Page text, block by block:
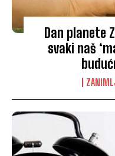
Dan planete
svaki naš